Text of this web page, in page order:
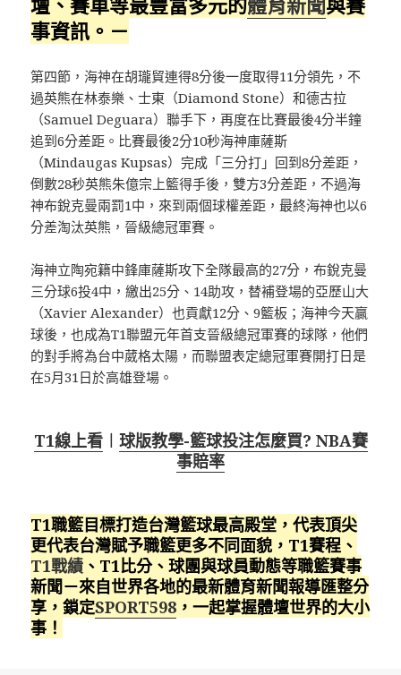
事資訊。－
第四節，海神在胡瓏貿連得8分後一度取得11分領先，不
過英熊在林泰樂、士東（Diamond Stone）和德古拉
（Samuel Deguara）聯手下，再度在比賽最後4分半鐘
追到6分差距。比賽最後2分10秒海神庫薩斯
（Mindaugas Kupsas）完成「三分打」回到8分差距，
倒數28秒英熊朱億宗上籃得手後，雙方3分差距，不過海
神布銳克曼兩罰1中，來到兩個球權差距，最終海神也以6
分差淘汰英熊，晉級總冠軍賽。
海神立陶宛籍中鋒庫薩斯攻下全隊最高的27分，布銳克曼
三分球6投4中，繳出25分、14助攻，替補登場的亞歷山大
（Xavier Alexander）也貢獻12分、9籃板；海神今天贏
球後，也成為T1聯盟元年首支晉級總冠軍賽的球隊，他們
的對手將為台中葳格太陽，而聯盟表定總冠軍賽開打日是
在5月31日於高雄登場。
T1線上看︱ 球版教學-籃球投注怎麼買? NBA賽
事賠率
T1職籃目標打造台灣籃球最高殿堂，代表頂尖
更代表台灣賦予職籃更多不同面貌，T1賽程、
T1戰績 、T1比分、球團與球員動態等職籃賽事
新聞－來自世界各地的最新體育新聞報導匯整分
享，鎖定SPORT598 ，一起掌握體壇世界的大小
事！